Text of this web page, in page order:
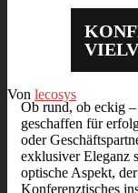
Von lecosys
Ob rund, ob eckig
geschaffen für
oder
exklusiver Eleganz
optische Aspekt,
Konferenztisches